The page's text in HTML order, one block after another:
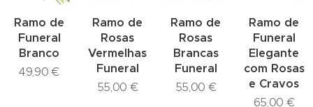
Ramo de
Funeral
Branco
49,90 €
Ramo de
Rosas
Vermelhas
Funeral
55,00 €
Ramo de
Rosas
Brancas
Funeral
55,00 €
Ramo de
Funeral
Elegante
com Rosas
e Cravos
65,00 €